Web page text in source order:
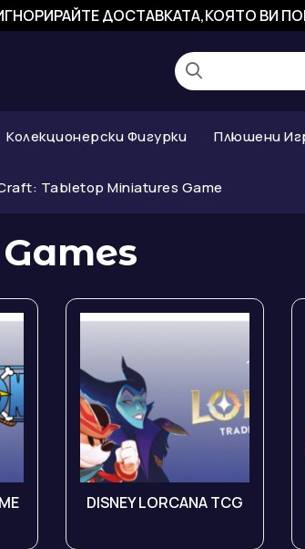
ДОСТАВКАТА,КОЯТО ВИ
Колекционерски Фигурки Плюшени
Tabletop Miniatures Game
DISNEY LORCANA TCG